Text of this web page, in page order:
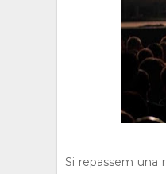
Si repassem una